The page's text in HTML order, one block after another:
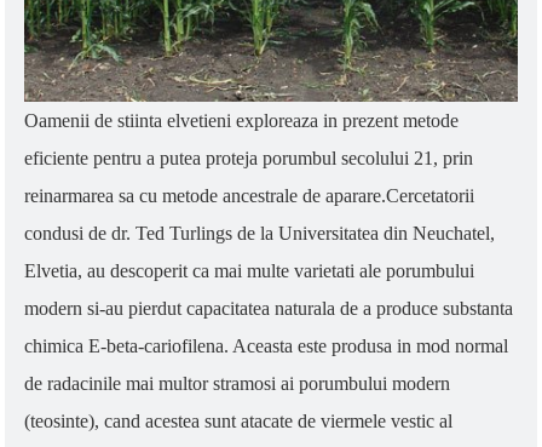
help
you
navigate
and
with
the
Oamenii de stiinta elvetieni exploreaza in prezent metode
eficiente pentru a putea proteja porumbul secolului 21, prin
reinarmarea sa cu metode ancestrale de aparare.Cercetatorii
condusi de dr. Ted Turlings de la Universitatea din Neuchatel,
Elvetia, au descoperit ca mai multe varietati ale porumbului
modern si-au pierdut capacitatea naturala de a produce substanta
chimica E-beta-cariofilena. Aceasta este produsa in mod normal
de radacinile mai multor stramosi ai porumbului modern
(teosinte), cand acestea sunt atacate de viermele vestic al